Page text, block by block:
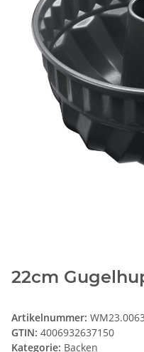
22cm
Artikelnummer:
GTIN: 4006932637150
Kategorie: Backen